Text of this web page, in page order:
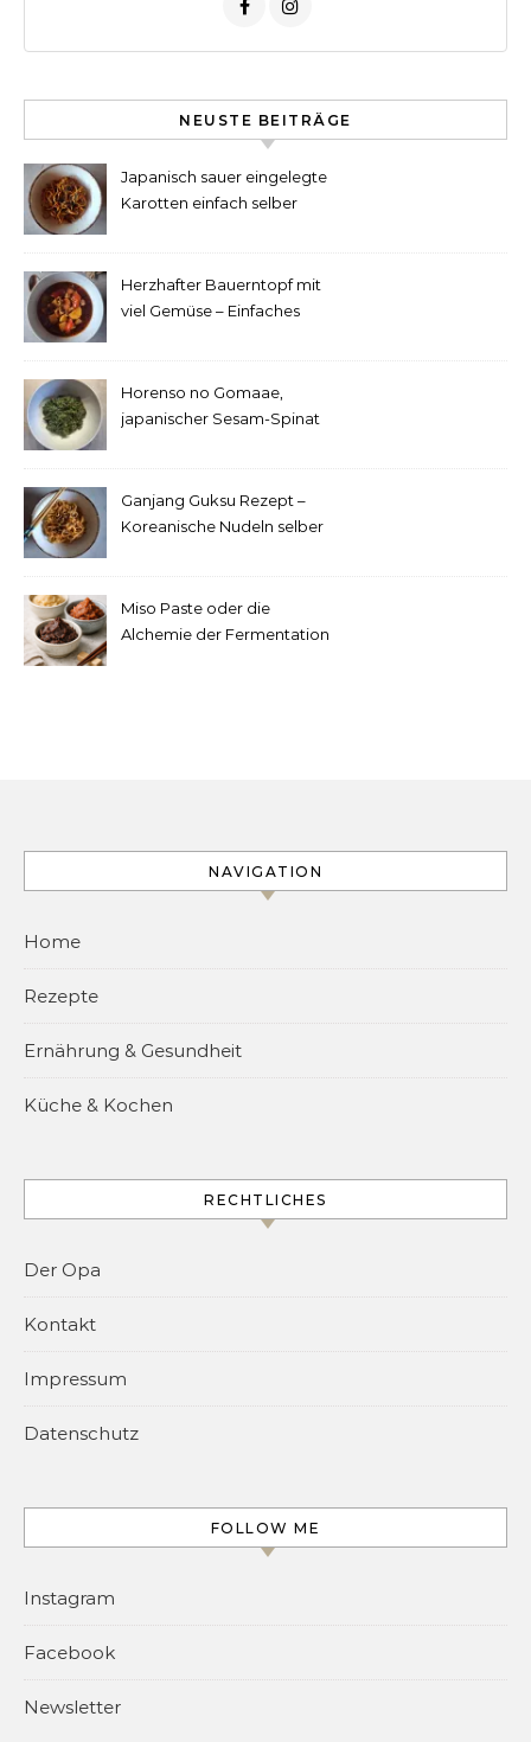
NEUSTE BEITRÄGE
Japanisch sauer eingelegte
Karotten einfach selber
Herzhafter Bauerntopf mit
viel Gemüse – Einfaches
Horenso no Gomaae,
japanischer Sesam-Spinat
Ganjang Guksu Rezept –
Koreanische Nudeln selber
Miso Paste oder die
Alchemie der Fermentation
NAVIGATION
Home
Rezepte
Ernährung & Gesundheit
Küche & Kochen
RECHTLICHES
Der Opa
Kontakt
Impressum
Datenschutz
FOLLOW ME
Instagram
Facebook
Newsletter